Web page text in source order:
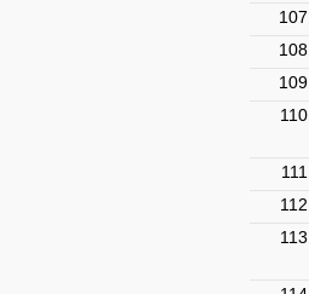
107.
108.
109.
110.
111.
112.
113.